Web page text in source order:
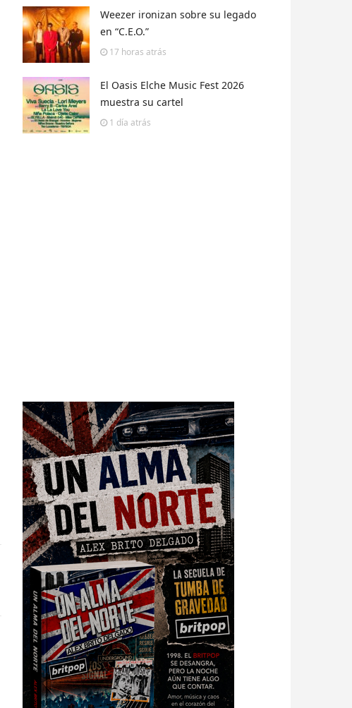
Weezer ironizan sobre su legado
en “C.E.O.”
17 horas atrás
El Oasis Elche Music Fest 2026
muestra su cartel
1 día atrás